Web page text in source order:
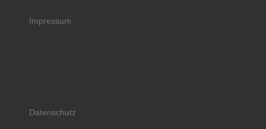
Impressum
Datenschutz